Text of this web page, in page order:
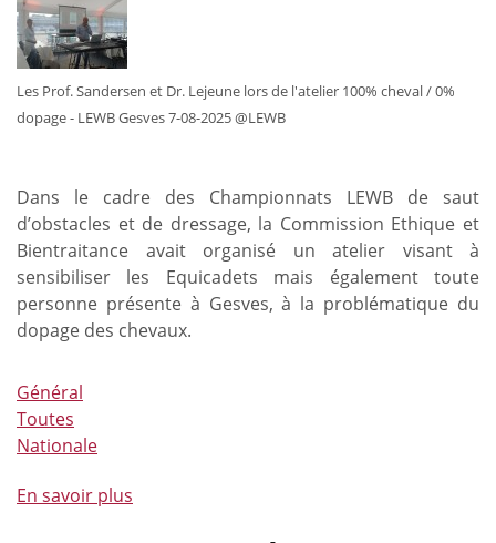
Les Prof. Sandersen et Dr. Lejeune lors de l'atelier 100% cheval / 0%
dopage - LEWB Gesves 7-08-2025 @LEWB
Dans le cadre des Championnats LEWB de saut
d’obstacles et de dressage, la Commission Ethique et
Bientraitance avait organisé un atelier visant à
sensibiliser les Equicadets mais également toute
personne présente à Gesves, à la problématique du
dopage des chevaux.
Général
Toutes
Nationale
En savoir plus